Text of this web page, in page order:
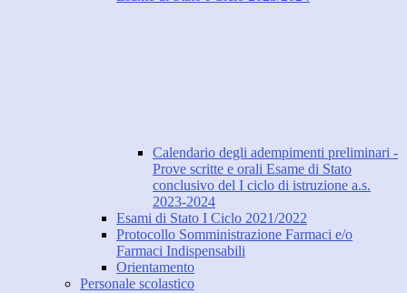
Calendario degli adempimenti preliminari -
Prove scritte e orali Esame di Stato
conclusivo del I ciclo di istruzione a.s.
2023-2024
Esami di Stato I Ciclo 2021/2022
Protocollo Somministrazione Farmaci e/o
Farmaci Indispensabili
Orientamento
Personale scolastico